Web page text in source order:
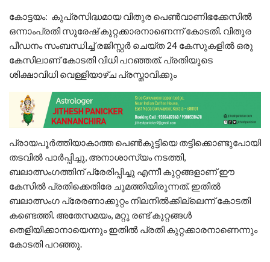
കോട്ടയം: കുപ്രസിദ്ധമായ വിതുര പെണ്‍വാണിഭക്കേസില്‍
ഒന്നാംപ്രതി സുരേഷ് കുറ്റക്കാരനാണെന്ന് കോടതി. വിതുര
പീഡനം സംബന്ധിച്ച് രജിസ്റ്റര്‍ ചെയ്ത 24 കേസുകളില്‍ ഒരു
കേസിലാണ് കോടതി വിധി പറഞ്ഞത്. പ്രതിയുടെ
ശിക്ഷാവിധി വെള്ളിയാഴ്ച പ്രസ്താവിക്കും
പ്രായപൂര്‍ത്തിയാകാത്ത പെണ്‍കുട്ടിയെ തട്ടിക്കൊണ്ടുപോയി
തടവില്‍ പാര്‍പ്പിച്ചു, അനാശാസ്യം നടത്തി,
ബലാത്സംഗത്തിന് പ്രേരിപ്പിച്ചു എന്നീ കുറ്റങ്ങളാണ് ഈ
കേസില്‍ പ്രതിക്കെതിരേ ചുമത്തിയിരുന്നത്. ഇതില്‍
ബലാത്സംഗ പ്രേരണാക്കുറ്റം നിലനില്‍ക്കില്ലെന്ന് കോടതി
കണ്ടെത്തി. അതേസമയം, മറ്റു രണ്ട് കുറ്റങ്ങള്‍
തെളിയിക്കാനായെന്നും ഇതില്‍ പ്രതി കുറ്റക്കാരനാണെന്നും
കോടതി പറഞ്ഞു.